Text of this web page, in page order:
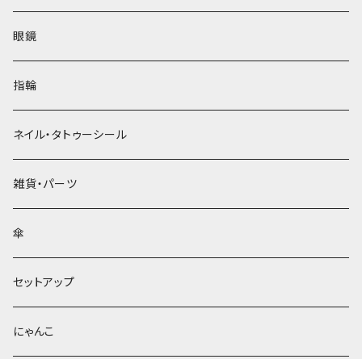
眼鏡
指輪
ネイル・タトゥーシール
雑貨・パーツ
傘
セットアップ
にゃんこ